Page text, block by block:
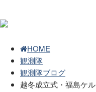
HOME
観測隊
観測隊ブログ
越冬成立式・福島ケ